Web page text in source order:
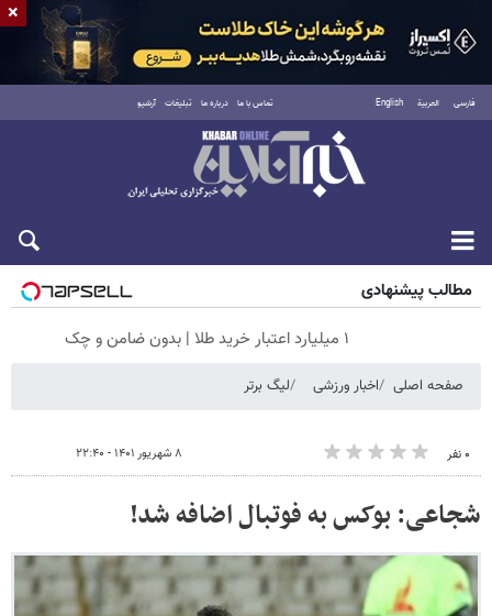
فارسی العربية English تماس با ما درباره ما تبلیغات آرشیو
پنجشنبه ۱۵ مرداد ۱۴۰۵
مطالب پیشنهادی
۱ میلیارد اعتبار خرید طلا | بدون ضامن و چک
صفحه اصلی اخبار ورزشی لیگ برتر
۰ نفر ۸ شهریور ۱۴۰۱ - ۲۲:۴۰
شجاعی: بوکس به فوتبال اضافه شد!
×